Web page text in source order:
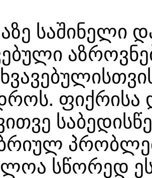
საშინელი
ფიქრისა
სწორედ